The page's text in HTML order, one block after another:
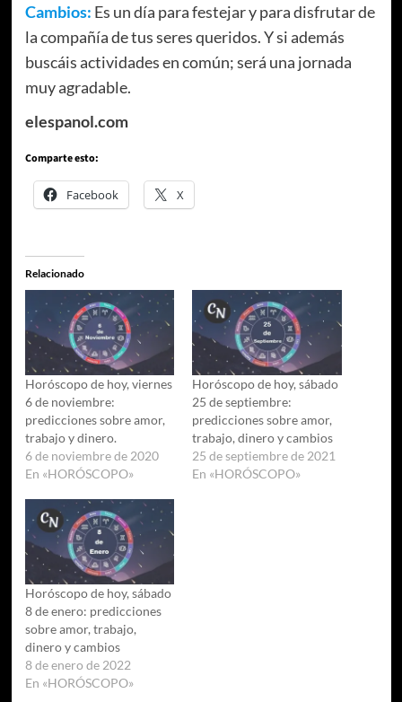
Cambios: Es un día para festejar y para disfrutar de
la compañía de tus seres queridos. Y si además
buscáis actividades en común; será una jornada
muy agradable.
elespanol.com
Comparte esto:
Facebook X
Relacionado
Horóscopo de hoy, viernes
6 de noviembre:
predicciones sobre amor,
trabajo y dinero.
6 de noviembre de 2020
En «HORÓSCOPO»
Horóscopo de hoy, sábado
25 de septiembre:
predicciones sobre amor,
trabajo, dinero y cambios
25 de septiembre de 2021
En «HORÓSCOPO»
Horóscopo de hoy, sábado
8 de enero: predicciones
sobre amor, trabajo,
dinero y cambios
8 de enero de 2022
En «HORÓSCOPO»